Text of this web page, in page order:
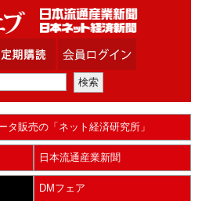
タ販売の「ネット経済研究所」
日本流通産業新聞
DMフェア